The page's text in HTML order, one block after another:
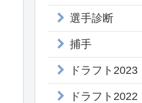
選手診断
捕手
ドラフト2023
ドラフト2022